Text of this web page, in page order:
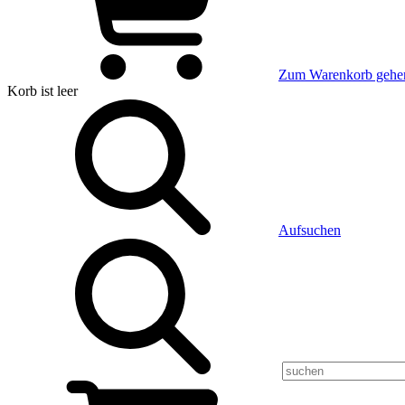
Zum Warenkorb
Korb ist leer
Aufsuchen